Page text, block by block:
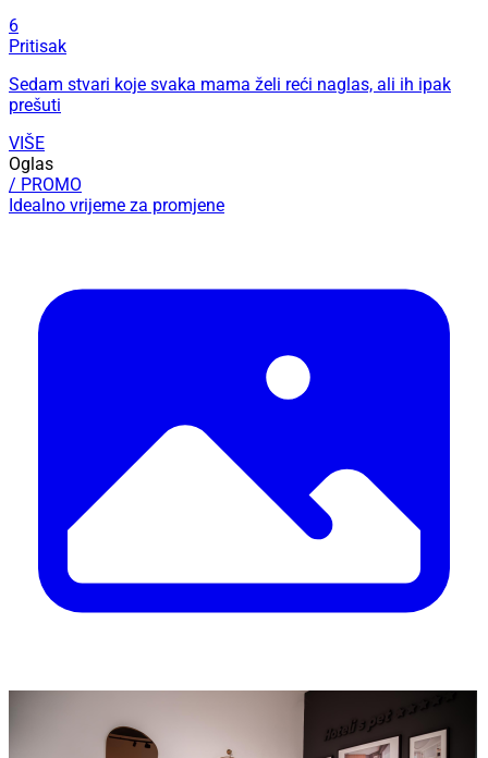
6
Pritisak
Sedam stvari koje svaka mama želi reći naglas, ali ih ipak
prešuti
VIŠE
Oglas
/ PROMO
Idealno vrijeme za promjene